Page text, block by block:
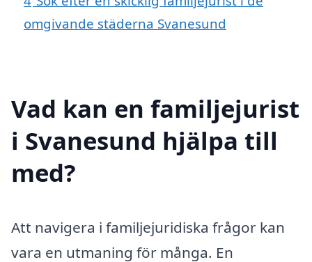
omgivande städerna Svanesund
Vad kan en familjejurist
i Svanesund hjälpa till
med?
Att navigera i familjejuridiska frågor kan
vara en utmaning för många. En